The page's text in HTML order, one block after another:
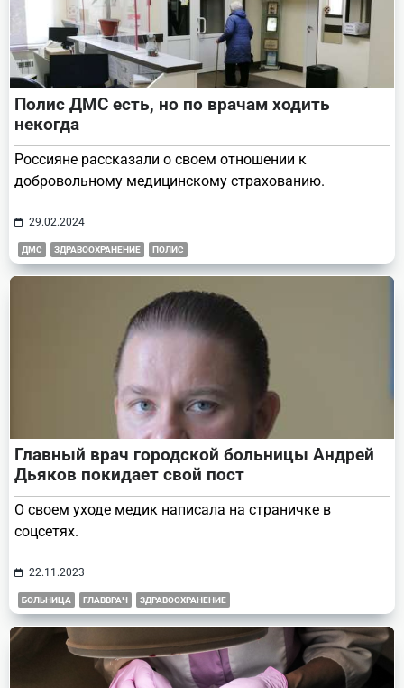
Полис ДМС есть, но по врачам ходить
некогда
Россияне рассказали о своем отношении к
добровольному медицинскому страхованию.
29.02.2024
ДМС ЗДРАВООХРАНЕНИЕ ПОЛИС
Главный врач городской больницы Андрей
Дьяков покидает свой пост
О своем уходе медик написала на страничке в
соцсетях.
22.11.2023
БОЛЬНИЦА ГЛАВВРАЧ ЗДРАВООХРАНЕНИЕ